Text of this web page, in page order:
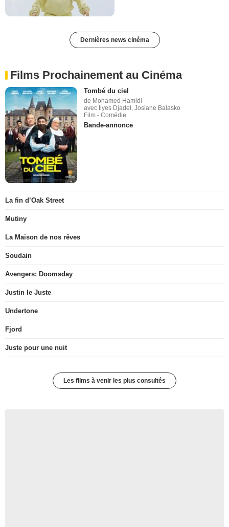
Dernières news cinéma
Films Prochainement au Cinéma
Tombé du ciel
de Mohamed Hamidi
avec Ilyes Djadel, Josiane Balasko
Film - Comédie
Bande-annonce
La fin d’Oak Street
Mutiny
La Maison de nos rêves
Soudain
Avengers: Doomsday
Justin le Juste
Undertone
Fjord
Juste pour une nuit
Les films à venir les plus consultés